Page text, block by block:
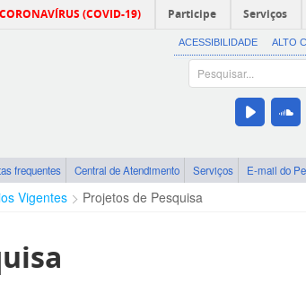
CORONAVÍRUS (COVID-19) Participe Serviços
ACESSIBILIDADE ALTO
frequentes Central de Atendimento Serviços E-mail do
Vigentes Projetos de Pesquisa